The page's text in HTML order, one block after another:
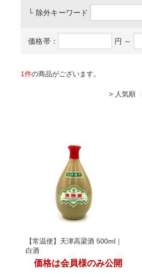
└ 除外キーワード
価格帯： 円 ～
1件の商品がございます。
人気順
【常温便】天津高梁酒 500ml｜
白酒
価格は会員様のみ公開